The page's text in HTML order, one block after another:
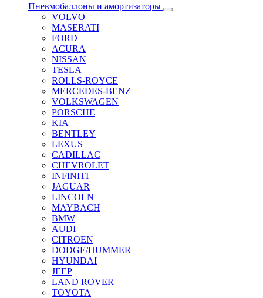
Пневмобаллоны и амортизаторы
VOLVO
MASERATI
FORD
ACURA
NISSAN
TESLA
ROLLS-ROYCE
MERCEDES-BENZ
VOLKSWAGEN
PORSCHE
KIA
BENTLEY
LEXUS
CADILLAC
CHEVROLET
INFINITI
JAGUAR
LINCOLN
MAYBACH
BMW
AUDI
CITROEN
DODGE/HUMMER
HYUNDAI
JEEP
LAND ROVER
TOYOTA